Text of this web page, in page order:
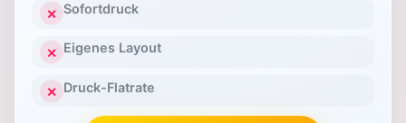
✕ Sofortdruck
✕ Eigenes Layout
✕ Druck-Flatrate